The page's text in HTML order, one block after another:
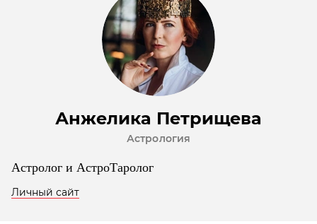
Анжелика Петрищева
Астрология
Астролог и АстроТаролог
Личный сайт